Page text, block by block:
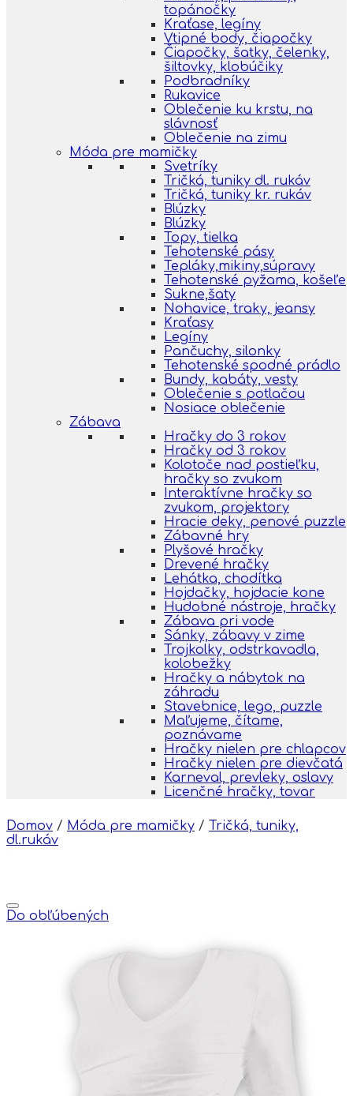
topánočky
Kraťase, legíny
Vtipné body, čiapočky
Čiapočky, šatky, čelenky,
šiltovky, klobúčiky
Podbradníky
Rukavice
Oblečenie ku krstu, na
slávnosť
Oblečenie na zimu
Móda pre mamičky
Svetríky
Tričká, tuniky dl. rukáv
Tričká, tuniky kr. rukáv
Blúzky
Blúzky
Topy, tielka
Tehotenské pásy
Tepláky,mikiny,súpravy
Tehotenské pyžama, košeľe
Sukne,šaty
Nohavice, traky, jeansy
Kraťasy
Legíny
Pančuchy, silonky
Tehotenské spodné prádlo
Bundy, kabáty, vesty
Oblečenie s potlačou
Nosiace oblečenie
Zábava
Hračky do 3 rokov
Hračky od 3 rokov
Kolotoče nad postieľku,
hračky so zvukom
Interaktívne hračky so
zvukom, projektory
Hracie deky, penové puzzle
Zábavné hry
Plyšové hračky
Drevené hračky
Lehátka, chodítka
Hojdačky, hojdacie kone
Hudobné nástroje, hračky
Zábava pri vode
Sánky, zábavy v zime
Trojkolky, odstrkavadla,
kolobežky
Hračky a nábytok na
záhradu
Stavebnice, lego, puzzle
Maľujeme, čítame,
poznávame
Hračky nielen pre chlapcov
Hračky nielen pre dievčatá
Karneval, prevleky, oslavy
Licenčné hračky, tovar
Domov / Móda pre mamičky / Tričká, tuniky,
dl.rukáv
Do obľúbených